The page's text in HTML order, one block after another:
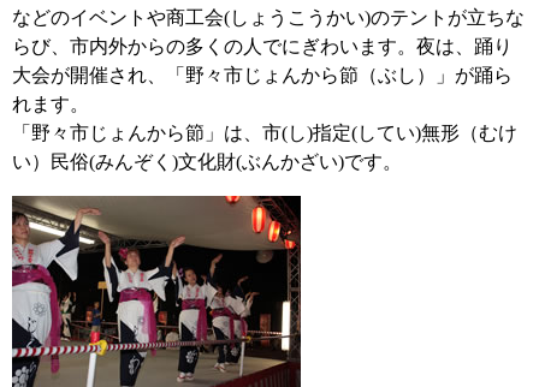
などのイベントや商工会(しょうこうかい)のテントが立ちな
らび、市内外からの多くの人でにぎわいます。夜は、踊り
大会が開催され、「野々市じょんから節（ぶし）」が踊ら
れます。
「野々市じょんから節」は、市(し)指定(してい)無形（むけ
い）民俗(みんぞく)文化財(ぶんかざい)です。